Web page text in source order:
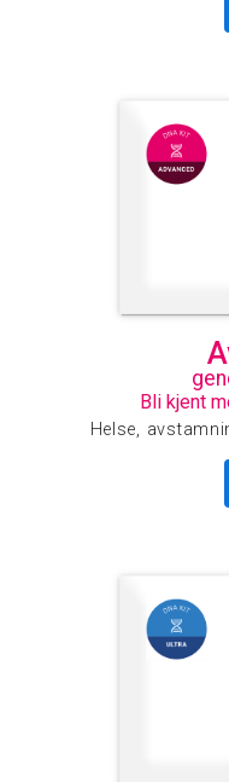
Bli kjent
Helse,